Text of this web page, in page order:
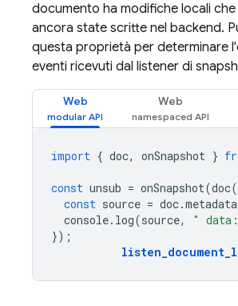
documento ha modifiche locali
ancora state scritte nel backend.
questa proprietà per determinare
eventi ricevuti dal listener di
Web Web
import { doc, onSnapshot }
const unsub = onSnapshot(doc(
const source = doc.metadata
console. log(source, "
});